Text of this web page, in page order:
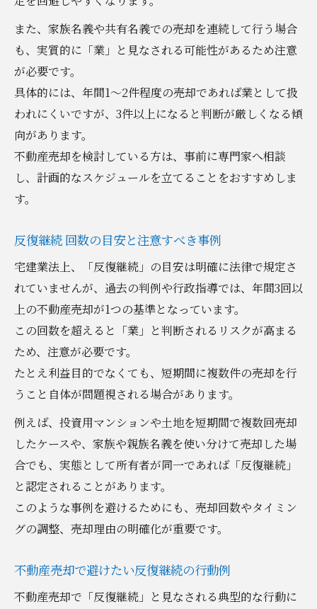
また、家族名義や共有名義での売却を連続して行う場合
も、実質的に「業」と見なされる可能性があるため注意
が必要です。
具体的には、年間1～2件程度の売却であれば業として扱
われにくいですが、3件以上になると判断が厳しくなる傾
向があります。
不動産売却を検討している方は、事前に専門家へ相談
し、計画的なスケジュールを立てることをおすすめしま
す。
反復継続 回数の目安と注意すべき事例
宅建業法上、「反復継続」の目安は明確に法律で規定さ
れていませんが、過去の判例や行政指導では、年間3回以
上の不動産売却が1つの基準となっています。
この回数を超えると「業」と判断されるリスクが高まる
ため、注意が必要です。
たとえ利益目的でなくても、短期間に複数件の売却を行
うこと自体が問題視される場合があります。
例えば、投資用マンションや土地を短期間で複数回売却
したケースや、家族や親族名義を使い分けて売却した場
合でも、実態として所有者が同一であれば「反復継続」
と認定されることがあります。
このような事例を避けるためにも、売却回数やタイミン
グの調整、売却理由の明確化が重要です。
不動産売却で避けたい反復継続の行動例
不動産売却で「反復継続」と見なされる典型的な行動に